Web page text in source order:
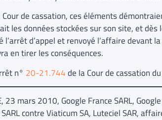
de cassation, ces éléments
les données stockées sur son site, et
l’arrêt d’appel et renvoyé l’affaire devant
en tirer les conséquences.
n° 20-21.744de la Cour de cassation
23 mars 2010, Google France SARL,
contre Viaticum SA, Luteciel SAR,